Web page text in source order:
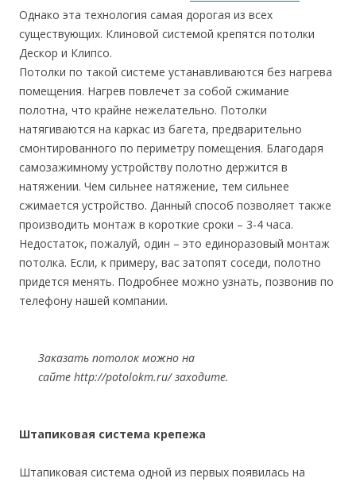
Однако эта технология самая дорогая из всех
существующих. Клиновой системой крепятся потолки
Дескор и Клипсо.
Потолки по такой системе устанавливаются без нагрева
помещения. Нагрев повлечет за собой сжимание
полотна, что крайне нежелательно. Потолки
натягиваются на каркас из багета, предварительно
смонтированного по периметру помещения. Благодаря
самозажимному устройству полотно держится в
натяжении. Чем сильнее натяжение, тем сильнее
сжимается устройство. Данный способ позволяет также
производить монтаж в короткие сроки – 3-4 часа.
Недостаток, пожалуй, один – это единоразовый монтаж
потолка. Если, к примеру, вас затопят соседи, полотно
придется менять. Подробнее можно узнать, позвонив по
телефону нашей компании.
Заказать потолок можно на
сайте http://potolokm.ru/ заходите.
Штапиковая система крепежа
Штапиковая система одной из первых появилась на